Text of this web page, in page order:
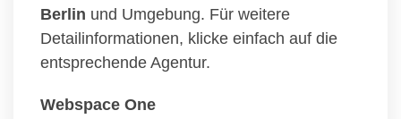
Berlin und Umgebung. Für weitere
Detailinformationen, klicke einfach auf die
entsprechende Agentur.
Webspace One